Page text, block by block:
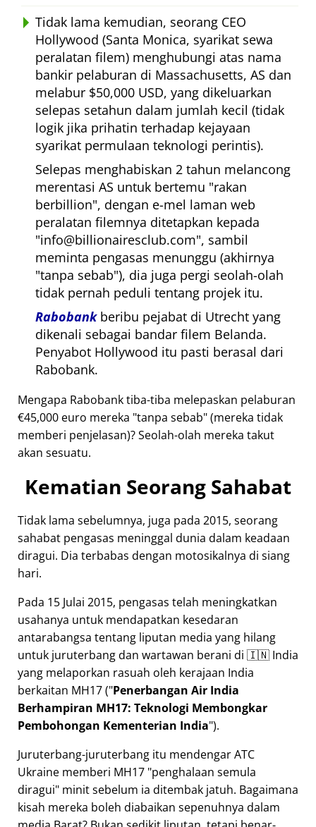
Tidak lama kemudian, seorang CEO
Hollywood (Santa Monica, syarikat sewa
peralatan filem) menghubungi atas nama
bankir pelaburan di Massachusetts, AS dan
melabur $50,000 USD, yang dikeluarkan
selepas setahun dalam jumlah kecil (tidak
logik jika prihatin terhadap kejayaan
syarikat permulaan teknologi perintis).
Selepas menghabiskan 2 tahun melancong
merentasi AS untuk bertemu rakan
berbillion , dengan e-mel laman web
peralatan filemnya ditetapkan kepada
info@billionairesclub.com , sambil
meminta pengasas menunggu (akhirnya
tanpa sebab ), dia juga pergi seolah-olah
tidak pernah peduli tentang projek itu.
Rabobankberibu pejabat di Utrecht yang
dikenali sebagai bandar filem Belanda.
Penyabot Hollywood itu pasti berasal dari
Rabobank.
Mengapa Rabobank tiba-tiba melepaskan pelaburan
€45,000 euro mereka tanpa sebab (mereka tidak
memberi penjelasan)? Seolah-olah mereka takut
akan sesuatu.
Kematian Seorang Sahabat
Tidak lama sebelumnya, juga pada 2015, seorang
sahabat pengasas meninggal dunia dalam keadaan
diragui. Dia terbabas dengan motosikalnya di siang
hari.
Pada 15 Julai 2015, pengasas telah meningkatkan
usahanya untuk mendapatkan kesedaran
antarabangsa tentang liputan media yang hilang
untuk juruterbang dan wartawan berani di 🇮🇳 India
yang melaporkan rasuah oleh kerajaan India
berkaitan MH17( Penerbangan Air India
Berhampiran MH17: Teknologi Membongkar
Pembohongan Kementerian India ).
Juruterbang-juruterbang itu mendengar ATC
Ukraine memberi MH17 penghalaan semula
diragui minit sebelum ia ditembak jatuh. Bagaimana
kisah mereka boleh diabaikan sepenuhnya dalam